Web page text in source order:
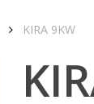
KIRA 9KW